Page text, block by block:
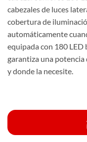
cabezales de luces
cobertura de
automáticamente
equipada con 180
garantiza una
y donde la necesite.